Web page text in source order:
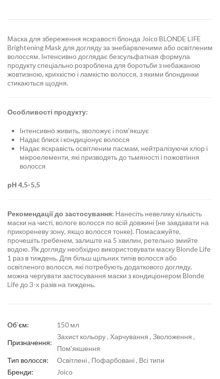
Маска для збереження яскравості блонда Joico BLONDE LIFE
Brightening Mask для догляду за знебарвленими або освітленим
волоссям. Інтенсивно доглядає безсульфатная формула
продукту спеціально розроблена для боротьби з небажаною
жовтизною, крихкістю і ламкістю волосся, з якими блондинки
стикаються щодня.
Особливості продукту:
Інтенсивно живить, зволожує і пом'якшує
Надає блиск і кондиціонує волосся
Надає яскравість освітленим пасмам, нейтралізуючи хлор і
мікроелементи, які призводять до тьмяності і пожовтіння
волосся
рН 4,5-5,5
Рекомендації до застосування: Нанесіть невелику кількість
маски на чисті, вологе волосся по всій довжині (не завдавати на
прикореневу зону, якщо волосся тонке). Помасажуйте,
прочешіть гребенем, залиште на 5 хвилин, ретельно змийте
водою. Як догляду необхідно використовувати маску Blonde Life
1 раз в тиждень. Для більш щільних типів волосся або
освітленого волосся, які потребують додаткового догляду,
можна чергувати застосування маски з кондиціонером Blonde
Life до 3-х разів на тиждень.
Об`єм: 150 мл
Призначення:
Захист кольору , Харчування , Зволоження ,
Пом'якшення
Тип волосся:
Освітлені , Пофарбовані , Всі типи
Бренди:
Joico